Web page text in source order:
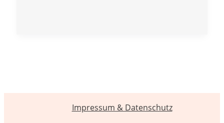
Impressum & Datenschutz